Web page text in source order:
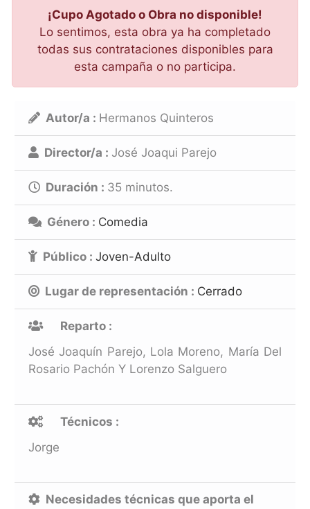
¡Cupo Agotado o Obra no disponible!
Lo sentimos, esta obra ya ha completado
todas sus contrataciones disponibles para
esta campaña o no participa.
Autor/a : Hermanos Quinteros
Director/a : José Joaqui Parejo
Duración : 35 minutos.
Género : Comedia
Público : Joven-Adulto
Lugar de representación : Cerrado
Reparto :
José Joaquín Parejo, Lola Moreno, María Del
Rosario Pachón Y Lorenzo Salguero
Técnicos :
Jorge
Necesidades técnicas que aporta el